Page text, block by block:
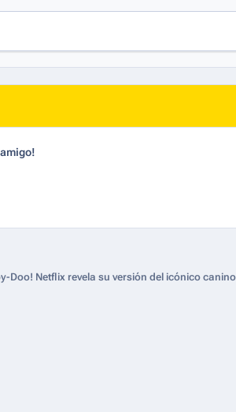
Doo! Netflix revela su versión del icónico